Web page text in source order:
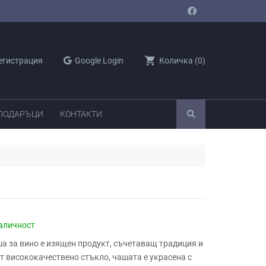
Google Login shopping_cart Количка (0)
КОНТАКТИ
за вино е изящен продукт, съчетаващ традиция и
висококачествено стъкло, чашата е украсена с